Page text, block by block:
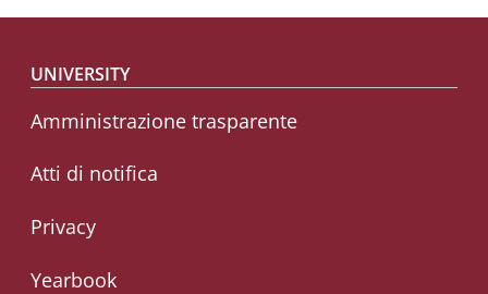
Footer menu
UNIVERSITY
Amministrazione trasparente
Atti di notifica
Privacy
Yearbook